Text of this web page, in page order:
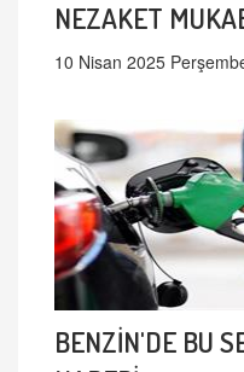
NEZAKET
10 Nisan 2025
BENZİN'DE BU